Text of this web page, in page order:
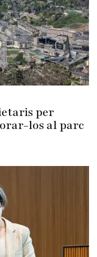
per
los al parc